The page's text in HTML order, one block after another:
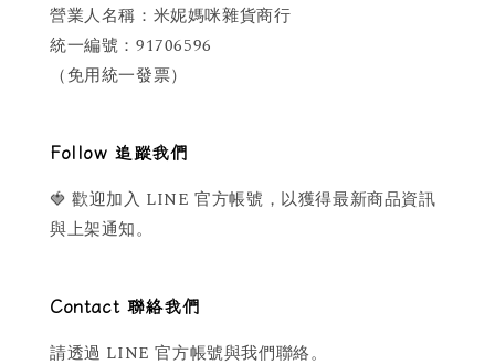
營業人名稱：米妮媽咪雜貨商行
統一編號：91706596
（免用統一發票）
Follow 追蹤我們
🍓 歡迎加入 LINE 官方帳號，以獲得最新商品資訊
與上架通知。
Contact 聯絡我們
請透過 LINE 官方帳號與我們聯絡。